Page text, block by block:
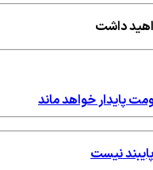
داشت
پایدار خواهد ماند
نیست